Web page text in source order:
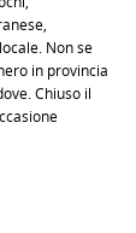
Non se
in provincia
Chiuso il